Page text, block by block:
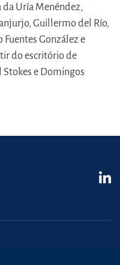
Uría Menéndez,
Guillermo del Río,
González e
do escritório de
e Domingos